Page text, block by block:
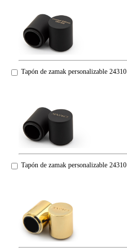
Tapón de zamak personalizable 24310
Tapón de zamak personalizable 24310